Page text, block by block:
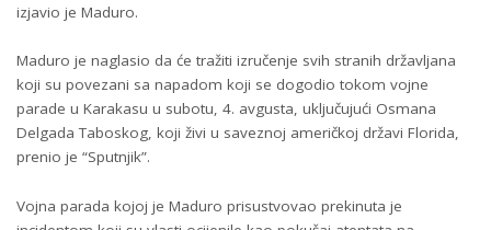
izjavio je Maduro.
Maduro je naglasio da će tražiti izručenje svih stranih državljana
koji su povezani sa napadom koji se dogodio tokom vojne
parade u Karakasu u subotu, 4. avgusta, uključujući Osmana
Delgada Taboskog, koji živi u saveznoj američkoj državi Florida,
prenio je “Sputnjik”.
Vojna parada kojoj je Maduro prisustvovao prekinuta je